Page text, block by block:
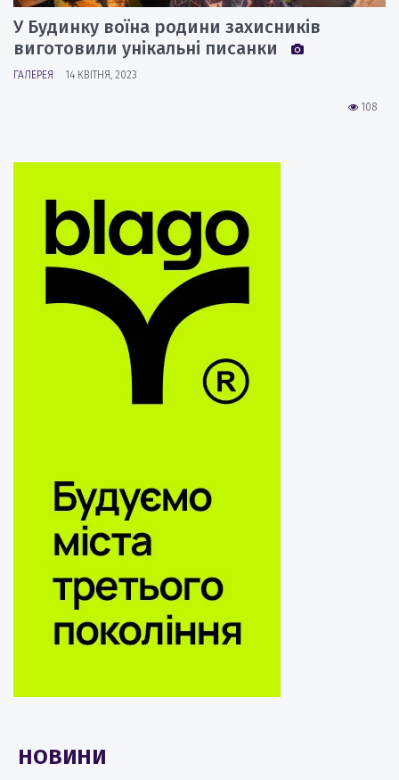
У Будинку воїна родини захисників
виготовили унікальні писанки
ГАЛЕРЕЯ 14 КВІТНЯ, 2023
108
НОВИНИ